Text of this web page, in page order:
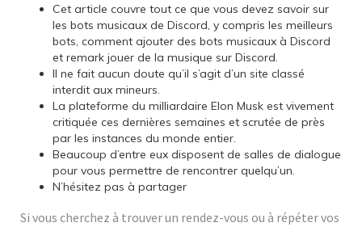
Cet article couvre tout ce que vous devez savoir sur
les bots musicaux de Discord, y compris les meilleurs
bots, comment ajouter des bots musicaux à Discord
et remark jouer de la musique sur Discord.
Il ne fait aucun doute qu’il s’agit d’un site classé
interdit aux mineurs.
La plateforme du milliardaire Elon Musk est vivement
critiquée ces dernières semaines et scrutée de près
par les instances du monde entier.
Beaucoup d’entre eux disposent de salles de dialogue
pour vous permettre de rencontrer quelqu’un.
N’hésitez pas à partager
Si vous cherchez à trouver un rendez-vous ou à répéter vos